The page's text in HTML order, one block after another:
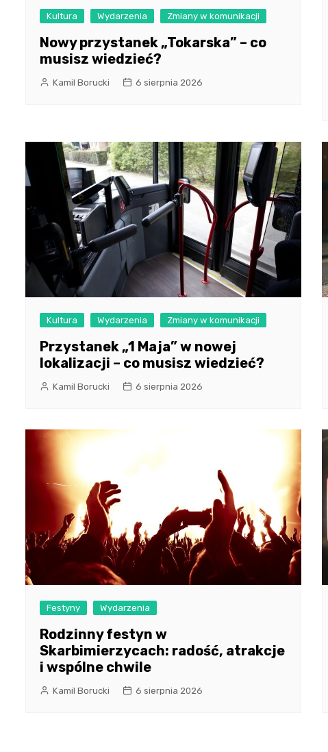
Kultura Wydarzenia Zmiany w komunikacji
Nowy przystanek „Tokarska” – co
musisz wiedzieć?
Kamil Borucki 6 sierpnia 2026
Kultura Wydarzenia Zmiany w komunikacji
Przystanek „1 Maja” w nowej
lokalizacji – co musisz wiedzieć?
Kamil Borucki 6 sierpnia 2026
Festyny Wydarzenia
Rodzinny festyn w
Skarbimierzycach: radość, atrakcje
i wspólne chwile
Kamil Borucki 6 sierpnia 2026